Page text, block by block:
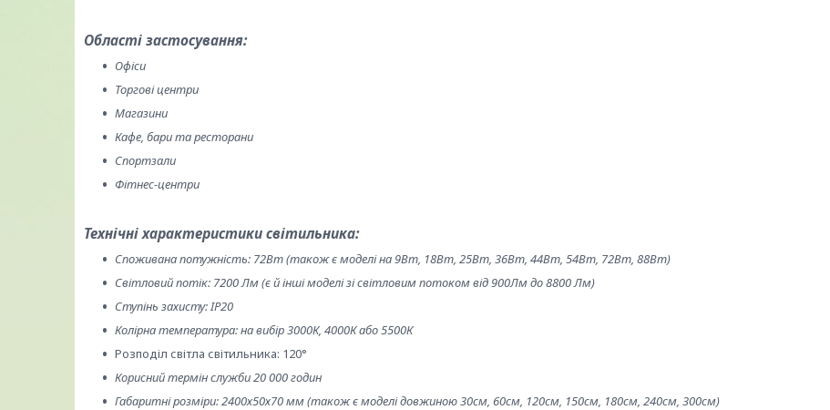
Області застосування:
Офіси
Торгові центри
Магазини
Кафе, бари та ресторани
Спортзали
Фітнес-центри
Технічні характеристики світильника:
Споживана потужність: 72Вт (також є моделі на 9Вт, 18Вт, 25Вт, 36Вт, 44Вт, 54Вт, 72Вт, 88Вт)
Світловий потік: 7200 Лм (є й інші моделі зі світловим потоком від 900Лм до 8800 Лм)
Ступінь захисту: IP20
Колірна температура: на вибір 3000К, 4000К або 5500К
Розподіл світла світильника: 120°
Корисний термін служби 20 000 годин
Габаритні розміри: 2400х50х70 мм (також є моделі довжиною 30см, 60см, 120см, 150см, 180см, 240см, 300см)